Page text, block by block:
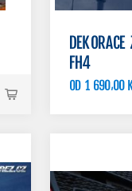
FH4
OD 1 690,00